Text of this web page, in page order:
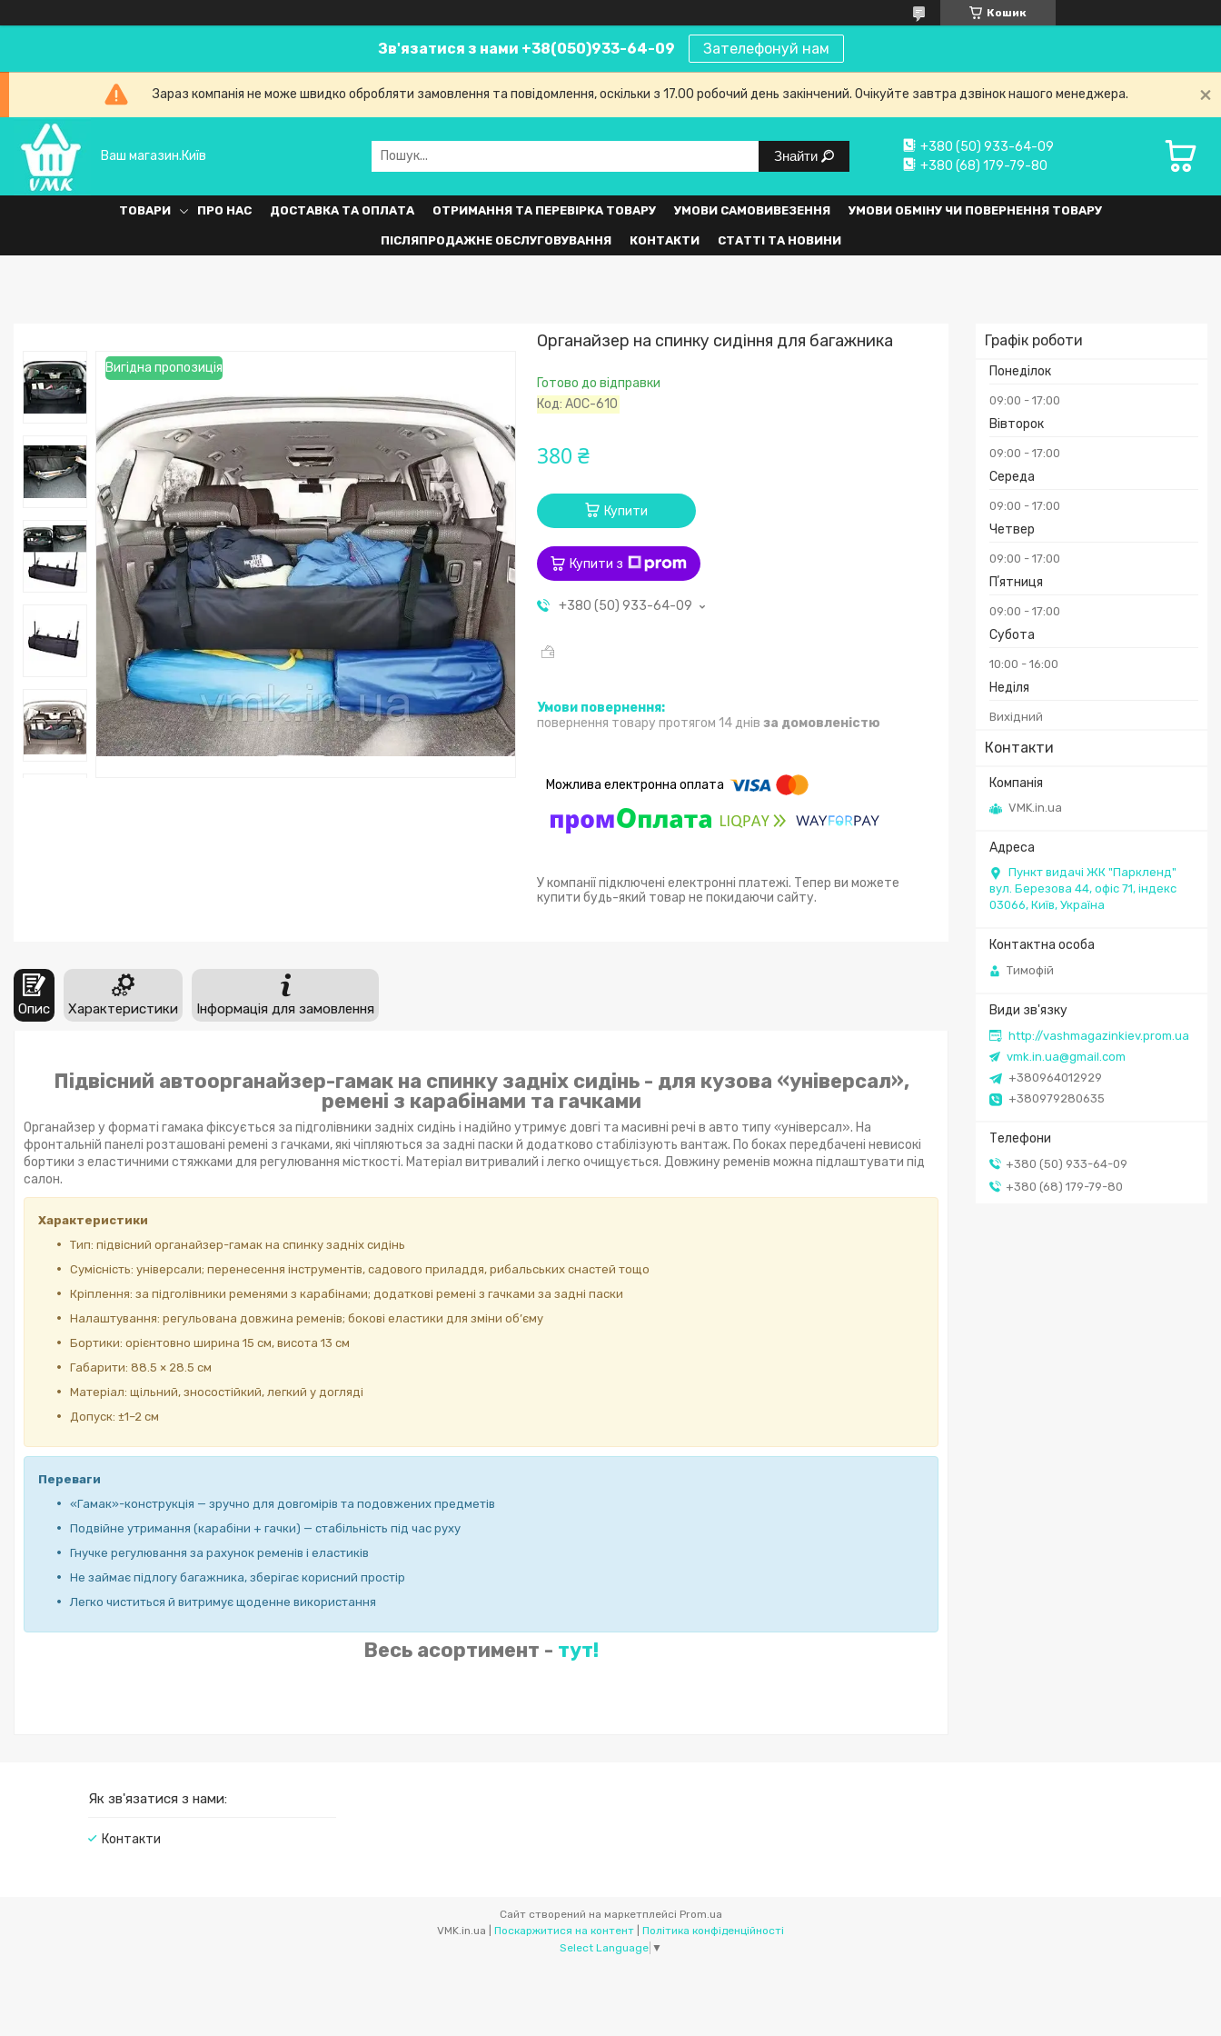
Кошик
Зв'язатися з нами +38(050)933-64-09 Зателефонуй нам
Зараз компанія не може швидко обробляти замовлення та повідомлення, оскільки з 17.00 робочий день закінчений. Очікуйте завтра дзвінок нашого менеджера.
Ваш магазин.Київ Знайти
+380 (50) 933-64-09
+380 (68) 179-79-80
ТОВАРИ ПРО НАС ДОСТАВКА ТА ОПЛАТА ОТРИМАННЯ ТА ПЕРЕВІРКА ТОВАРУ УМОВИ САМОВИВЕЗЕННЯ УМОВИ ОБМІНУ ЧИ ПОВЕРНЕННЯ ТОВАРУ
ПІСЛЯПРОДАЖНЕ ОБСЛУГОВУВАННЯ КОНТАКТИ СТАТТІ ТА НОВИНИ
Графік роботи
Понеділок
09:00 17:00
Вівторок
09:00 17:00
Середа
09:00 17:00
Четвер
09:00 17:00
Пʼятниця
09:00 17:00
Субота
10:00 16:00
Неділя
Вихідний
Контакти
VMK.in.ua
Пункт видачі ЖК "Паркленд"
вул. Березова 44, офіс 71, індекс
03066, Київ, Україна
Тимофій
http://vashmagazinkiev.prom.ua
vmk.in.ua@gmail.com
+380964012929
+380979280635
+380 (50) 933-64-09
+380 (68) 179-79-80
Вигідна пропозиція
Органайзер на спинку сидіння для багажника
Готово до відправки
Код:АОС-610
380 ₴
Купити
Купити з
+380 (50) 933-64-09
повернення товару протягом 14 днів за домовленістю
У компанії підключені електронні платежі. Тепер ви можете
купити будь-який товар не покидаючи сайту.
Опис Характеристики Інформація для замовлення
Підвісний автоорганайзер-гамак на спинку задніх сидінь - для кузова «універсал»,
ремені з карабінами та гачками
Органайзер у форматі гамака фіксується за підголівники задніх сидінь і надійно утримує довгі та масивні речі в авто типу «універсал». На
фронтальній панелі розташовані ремені з гачками, які чіпляються за задні паски й додатково стабілізують вантаж. По боках передбачені невисокі
бортики з еластичними стяжками для регулювання місткості. Матеріал витривалий і легко очищується. Довжину ременів можна підлаштувати під
салон.
Характеристики
Тип: підвісний органайзер-гамак на спинку задніх сидінь
Сумісність: універсали; перенесення інструментів, садового приладдя, рибальських снастей тощо
Кріплення: за підголівники ременями з карабінами; додаткові ремені з гачками за задні паски
Налаштування: регульована довжина ременів; бокові еластики для зміни об’єму
Бортики: орієнтовно ширина 15 см, висота 13 см
Габарити: 88.5 × 28.5 см
Матеріал: щільний, зносостійкий, легкий у догляді
Допуск: ±1–2 см
Переваги
«Гамак»-конструкція — зручно для довгомірів та подовжених предметів
Подвійне утримання (карабіни + гачки) — стабільність під час руху
Гнучке регулювання за рахунок ременів і еластиків
Не займає підлогу багажника, зберігає корисний простір
Легко чиститься й витримує щоденне використання
Весь асортимент - тут!
Як зв'язатися з нами:
Контакти
Сайт створений на маркетплейсі Prom.ua
Поскаржитися на контент
Політика конфіденційності
Select Language ▼